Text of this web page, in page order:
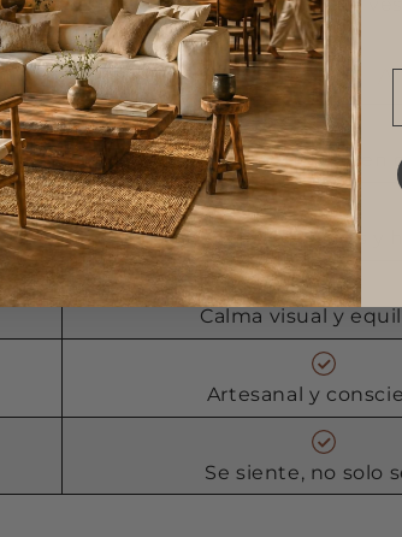
La diferencia no está solo en lo que
Espacios pensados en
Materiales naturales y
Calma visual y
Artesanal y
Se siente, no solo